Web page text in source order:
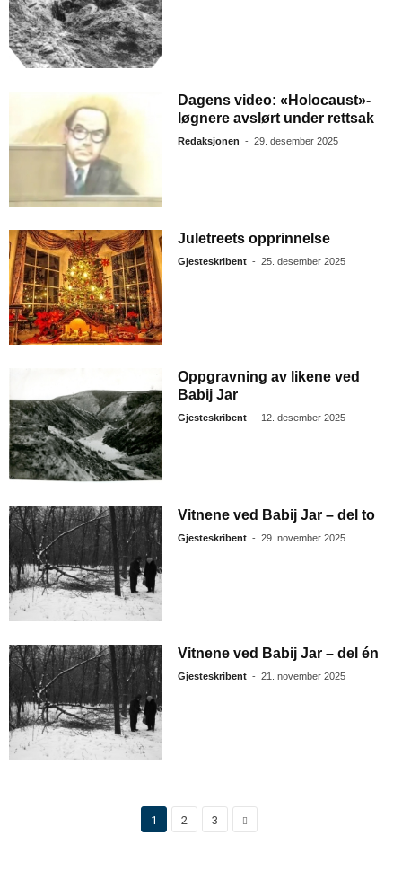
Dagens video: «Holocaust»-
løgnere avslørt under rettsak
Redaksjonen - 29. desember 2025
Juletreets opprinnelse
Gjesteskribent - 25. desember 2025
Oppgravning av likene ved
Babij Jar
Gjesteskribent - 12. desember 2025
Vitnene ved Babij Jar – del to
Gjesteskribent - 29. november 2025
Vitnene ved Babij Jar – del én
Gjesteskribent - 21. november 2025
1 2 3